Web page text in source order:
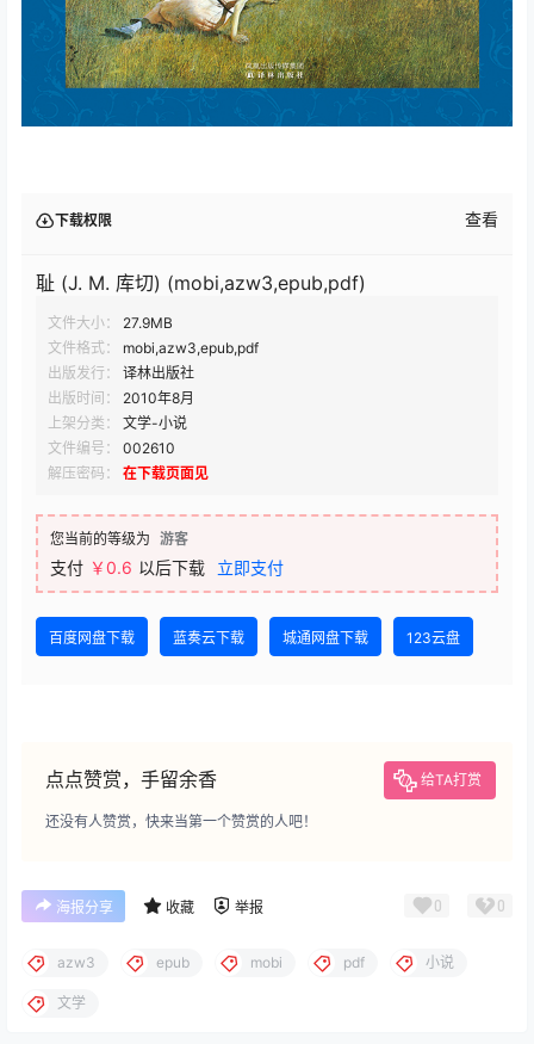
下载权限 查看
耻 (J. M. 库切) (mobi,azw3,epub,pdf)
文件大小：
27.9MB
文件格式：
mobi,azw3,epub,pdf
出版发行：
译林出版社
出版时间：
2010年8月
上架分类：
文学-小说
文件编号：
002610
解压密码：
在下载页面见
您当前的等级为 游客
支付 ￥0.6 以后下载 立即支付
百度网盘下载 蓝奏云下载 城通网盘下载 123云盘
点点赞赏，手留余香 给TA打赏
还没有人赞赏，快来当第一个赞赏的人吧！
海报分享 收藏 举报 0 0
azw3 epub mobi pdf 小说
文学